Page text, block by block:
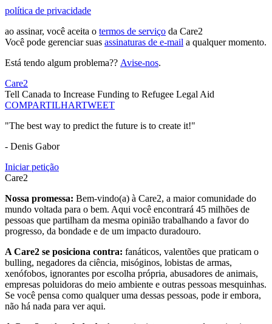
política de privacidade
ao assinar, você aceita o termos de serviço da Care2
Você pode gerenciar suas assinaturas de e-mail a qualquer momento.
Está tendo algum problema?? Avise-nos.
Care2
Tell Canada to Increase Funding to Refugee Legal Aid
COMPARTILHARTWEET
"The best way to predict the future is to create it!"
- Denis Gabor
Iniciar petição
Care2
Nossa promessa: Bem-vindo(a) à Care2, a maior comunidade do
mundo voltada para o bem. Aqui você encontrará 45 milhões de
pessoas que partilham da mesma opinião trabalhando a favor do
progresso, da bondade e de um impacto duradouro.
A Care2 se posiciona contra: fanáticos, valentões que praticam o
bulling, negadores da ciência, misóginos, lobistas de armas,
xenófobos, ignorantes por escolha própria, abusadores de animais,
empresas poluidoras do meio ambiente e outras pessoas mesquinhas.
Se você pensa como qualquer uma dessas pessoas, pode ir embora,
não há nada para ver aqui.